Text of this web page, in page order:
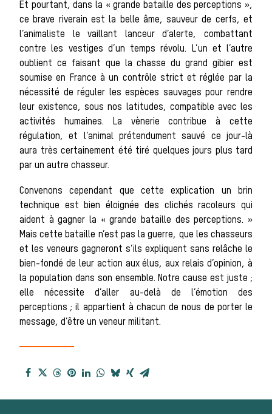
Histoire de la
chasse à
courre
Patrimoine
Équipages
La trompe de
Et pourtant, dans la « grande bataille des perceptions »,
ce brave riverain est la belle âme, sauveur de cerfs, et
l’animaliste le vaillant lanceur d’alerte, combattant
contre les vestiges d’un temps révolu. L’un et l’autre
oublient ce faisant que la chasse du grand gibier est
soumise en France à un contrôle strict et réglée par la
nécessité de réguler les espèces sauvages pour rendre
leur existence, sous nos latitudes, compatible avec les
activités humaines. La vènerie contribue à cette
régulation, et l’animal prétendument sauvé ce jour-là
aura très certainement été tiré quelques jours plus tard
par un autre chasseur.
Convenons cependant que cette explication un brin
technique est bien éloignée des clichés racoleurs qui
aident à gagner la « grande bataille des perceptions. »
Mais cette bataille n’est pas la guerre, que les chasseurs
et les veneurs gagneront s’ils expliquent sans relâche le
bien-fondé de leur action aux élus, aux relais d’opinion, à
la population dans son ensemble. Notre cause est juste ;
elle nécessite d’aller au-delà de l’émotion des
perceptions ; il appartient à chacun de nous de porter le
message, d’être un veneur militant.